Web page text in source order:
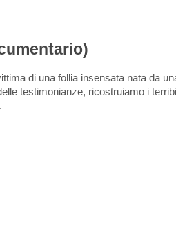
di una follia insensata nata da
testimonianze, ricostruiamo i